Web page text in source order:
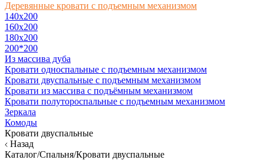
Деревянные кровати с подъемным механизмом
140x200
160х200
180х200
200*200
Из массива дуба
Кровати односпальные с подъемным механизмом
Кровати двуспальные с подъемным механизмом
Кровати из массива с подъёмным механизмом
Кровати полутороспальные с подъемным механизмом
Зеркала
Комоды
Кровати двуспальные
Назад
Каталог/Спальня/Кровати двуспальные